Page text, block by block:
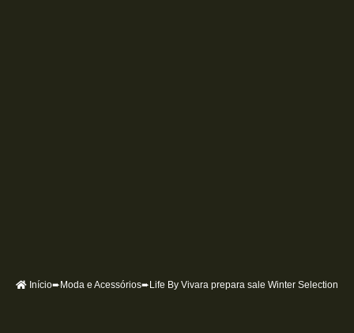
Início➨Moda e Acessórios➨Life By Vivara prepara sale Winter Selection